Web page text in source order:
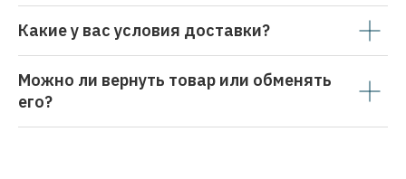
Какие у вас условия доставки?
Можно ли вернуть товар или обменять
его?